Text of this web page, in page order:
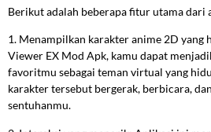
Berikut adalah beberapa fitur utama dari
1. Menampilkan karakter anime 2D yang
Viewer EX Mod Apk, kamu dapat
favoritmu sebagai teman virtual yang
karakter tersebut bergerak, berbicara,
sentuhanmu.